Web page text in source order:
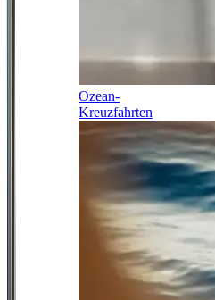
Ozean-
Kreuzfahrten